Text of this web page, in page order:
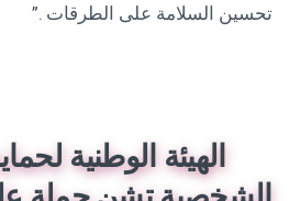
تحسين السلامة على الطرقات .”
الهيئة الوطنية